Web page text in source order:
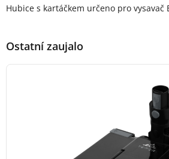
Hubice s kartáčkem určeno pro vysavač
Ostatní zaujalo